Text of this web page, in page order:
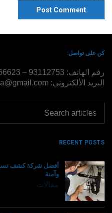
كن على تواصل:
رقم الهاتف: 93112753 – 79066623
البريد الألكتروني: stelhaga@gmail.com
RECENT POSTS
أفضل شركة كشف
وآمنة
مقالات